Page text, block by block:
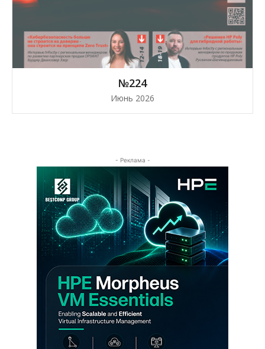
№224
Июнь 2026
- Реклама -